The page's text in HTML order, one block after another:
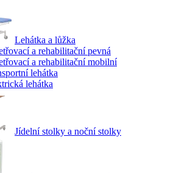
Lehátka a lůžka
a rehabilitační pevná
a rehabilitační mobilní
lehátka
lehátka
Jídelní stolky a noční stolky